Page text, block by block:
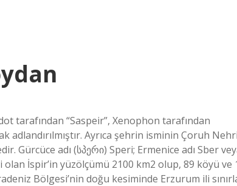
tarafından “Saspeir”, Xenophon tarafından
adlandırılmıştır. Ayrıca şehrin isminin Çoruh Nehri
Gürcüce adı (სპერი) Speri; Ermenice adı Sber
İspir’in yüzölçümü 2100 km2 olup, 89 köyü ve
Bölgesi’nin doğu kesiminde Erzurum ili